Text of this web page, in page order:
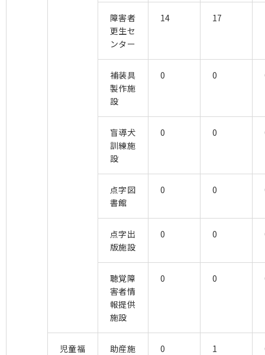
障害者
更生セ
ンター
14 17
補装具
製作施
設
0 0
盲導犬
訓練施
設
0 0
点字図
書館
0 0
点字出
版施設
0 0
聴覚障
害者情
報提供
施設
0 0
児童福
助産施
0 1